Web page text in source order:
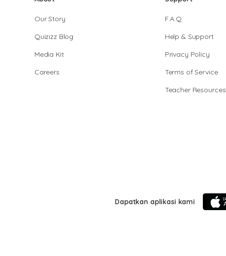
Our Story
Quizizz Blog
Media Kit
Careers
F.A.Q.
Help & Support
Privacy Policy
Terms of Service
Teacher Resources
Dapatkan aplikasi kami